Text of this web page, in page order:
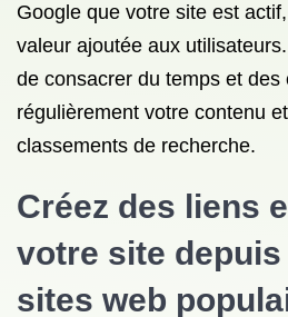
Google que votre site est
valeur ajoutée aux
de consacrer du temps et
régulièrement votre contenu
classements de recherche.
Créez des liens
votre site depuis
sites web